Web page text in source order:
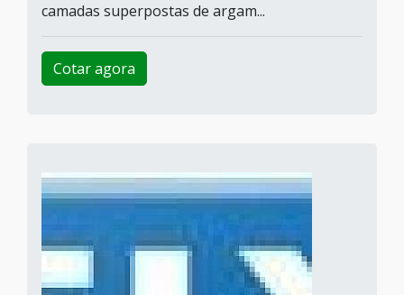
camadas superpostas de argam...
Cotar agora